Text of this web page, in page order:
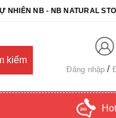
- NB NATURAL STONE.
Đăng nhập